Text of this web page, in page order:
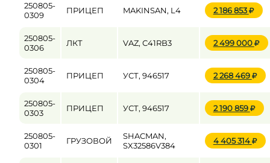
250805-
0309
ПРИЦЕП MAKINSAN, L4 2 186 853
250805-
0306
ЛКТ VAZ, С41RB3 2 499 000
250805-
0304
ПРИЦЕП УСТ, 946517 2 268 469
250805-
0303
ПРИЦЕП УСТ, 946517 2 190 859
250805-
0301
ГРУЗОВОЙ
SHACMAN,
SX32586V384
4 405 314